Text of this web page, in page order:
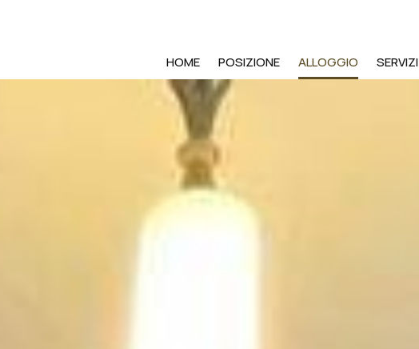
HOME POSIZIONE ALLOGGIO SERVIZI